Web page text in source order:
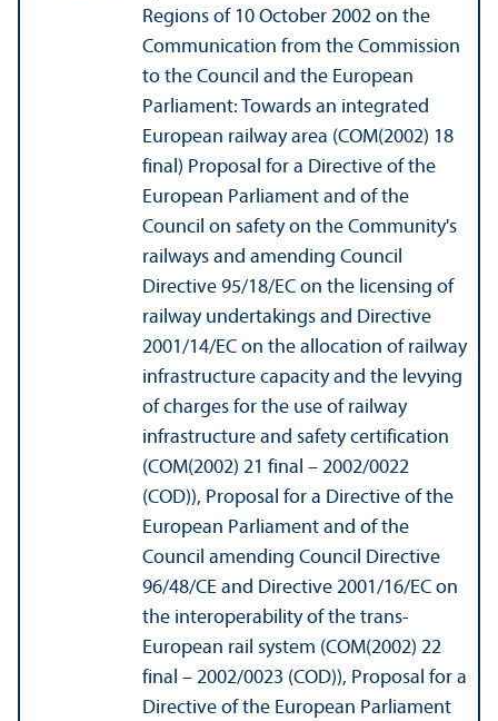
Regions of 10 October 2002 on the
Communication from the Commission
to the Council and the European
Parliament: Towards an integrated
European railway area (COM(2002) 18
final) Proposal for a Directive of the
European Parliament and of the
Council on safety on the Community's
railways and amending Council
Directive 95/18/EC on the licensing of
railway undertakings and Directive
2001/14/EC on the allocation of railway
infrastructure capacity and the levying
of charges for the use of railway
infrastructure and safety certification
(COM(2002) 21 final – 2002/0022
(COD)), Proposal for a Directive of the
European Parliament and of the
Council amending Council Directive
96/48/CE and Directive 2001/16/EC on
the interoperability of the trans-
European rail system (COM(2002) 22
final – 2002/0023 (COD)), Proposal for a
Directive of the European Parliament